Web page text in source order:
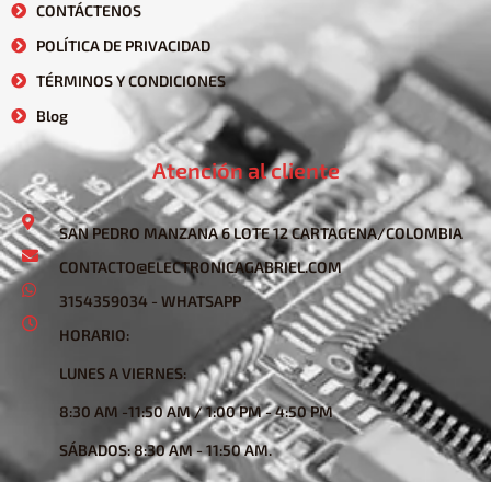
CONTÁCTENOS
POLÍTICA DE PRIVACIDAD
TÉRMINOS Y CONDICIONES
Blog
Atención al cliente
SAN PEDRO MANZANA 6 LOTE 12 CARTAGENA/COLOMBIA
CONTACTO@ELECTRONICAGABRIEL.COM
3154359034 - WHATSAPP
HORARIO:
LUNES A VIERNES:
8:30 AM -11:50 AM / 1:00 PM - 4:50 PM
SÁBADOS: 8:30 AM - 11:50 AM.